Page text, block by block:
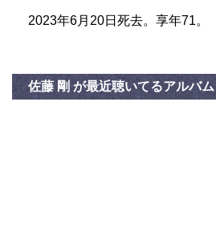
2023年6月20日死去。享年71。
佐藤 剛 が最近聴いてるアルバム